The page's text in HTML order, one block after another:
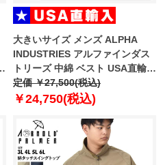
大きいサイズ メンズ ALPHA
INDUSTRIES アルファインダス
トリーズ 中綿 ベスト USA直輸入
118109
定価 ￥27,500(税込)
￥24,750(税込)